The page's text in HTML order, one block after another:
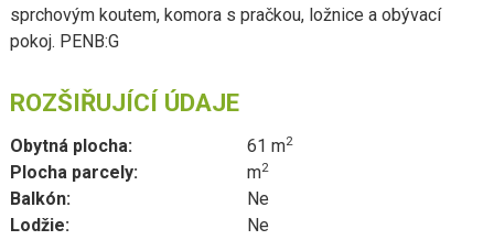
sprchovým koutem, komora s pračkou, ložnice a obývací
pokoj. PENB:G
ROZŠIŘUJÍCÍ ÚDAJE
Obytná plocha: 61 m2
Plocha parcely: m2
Balkón:
Ne
Lodžie:
Ne